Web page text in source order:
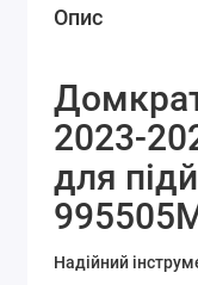
Опис
2023-
для
Надійний